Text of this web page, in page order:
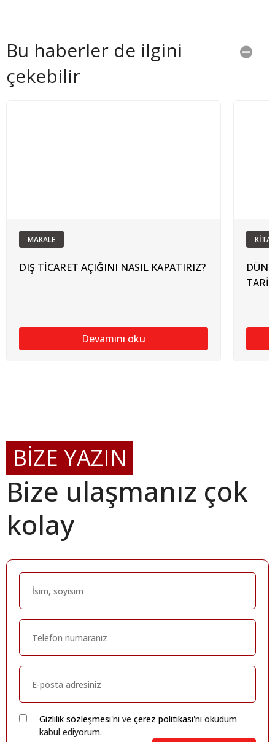
Bu haberler de ilgini
çekebilir
MAKALE
DIŞ TİCARET AÇIĞINI NASIL KAPATIRIZ?
Devamını oku
KİTAP
BİZE YAZIN
Bize ulaşmanız çok
kolay
Gizlilik sözleşmesi'ni ve çerez politikası'nı okudum
kabul ediyorum.